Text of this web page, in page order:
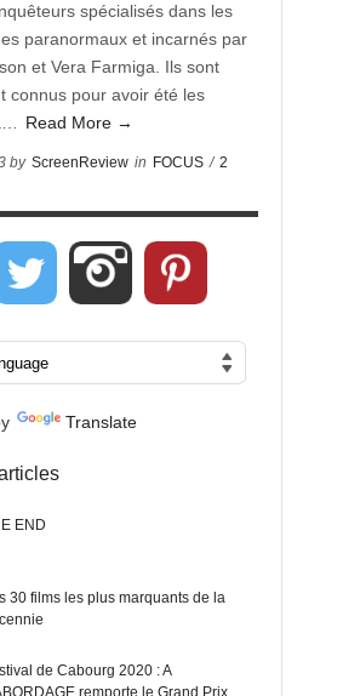
spécialisés dans les
paranormaux et incarnés par
et Vera Farmiga. Ils sont
connus pour avoir été les
Read More →
by ScreenReview in FOCUS / 2
Translate
END
30 films les plus marquants de la
de Cabourg 2020 : A
remporte le Grand Prix